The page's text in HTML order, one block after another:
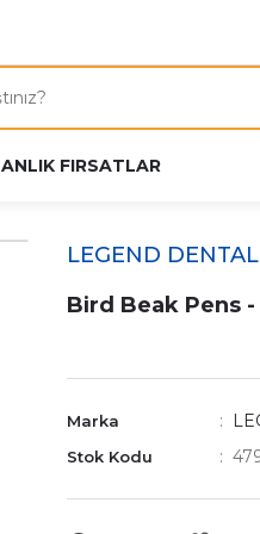
ANLIK FIRSATLAR
LEGEND DENTAL
Bird Beak Pens -
Marka
Stok Kodu